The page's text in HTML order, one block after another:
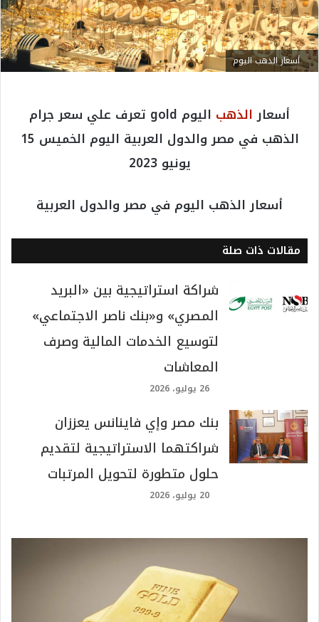
أسعار الذهب اليوم
أسعارالذهب
اليوم gold تعرف علي سعر جرام
الذهب في مصر والدول العربية اليوم الخميس 15
يونيو 2023
أسعار الذهب اليوم في مصر والدول العربية
مقالات ذات صلة
شراكة استراتيجية بين «البريد
المصري» و«بنك ناصر الاجتماعي»
لتوسيع الخدمات المالية وصرف
المعاشات
26 يوليو، 2026
بنك مصر وإي فاينانس يعززان
شراكتهما الاستراتيجية لتقديم
حلول متطورة لتحويل المرتبات
20 يوليو، 2026